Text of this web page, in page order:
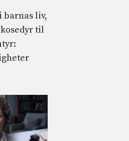
barnas liv,
til